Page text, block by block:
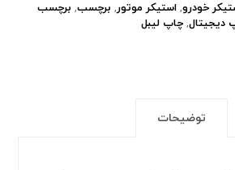
خودرو,استیکر موتور, برچسب, برچسب
دیجیتال,چاپ لیبل
توضیحات